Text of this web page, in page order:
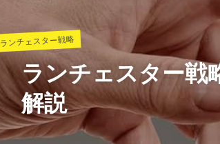
ランチェスター戦略
ランチェスター戦
解説